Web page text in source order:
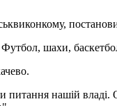
шахи,
питання нашій